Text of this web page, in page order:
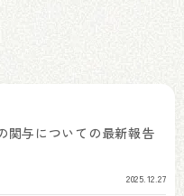
関与についての最新報告
2025.12.27